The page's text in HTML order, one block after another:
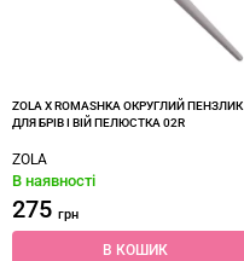
ZOLA X ROMASHKA ОКРУГЛИЙ ПЕНЗЛИК
ДЛЯ БРІВ І ВІЙ ПЕЛЮСТКА 02R
ZOLA
В наявності
275 грн
В КОШИК